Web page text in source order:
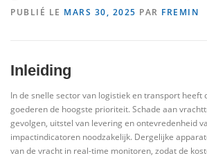
PUBLIÉ LE MARS 30, 2025 PAR FREMIN
Inleiding
In de snelle sector van logistiek en transport heeft
goederen de hoogste prioriteit. Schade aan
gevolgen, uitstel van levering en ontevredenheid
impactindicatoren noodzakelijk. Dergelijke
van de vracht in real-time monitoren, zodat de